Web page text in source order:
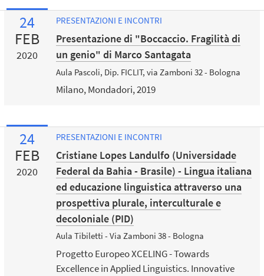
24
FEB
2020
PRESENTAZIONI E INCONTRI
Presentazione di "Boccaccio. Fragilità di
un genio" di Marco Santagata
Aula Pascoli, Dip. FICLIT, via Zamboni 32 - Bologna
Milano, Mondadori, 2019
24
FEB
2020
PRESENTAZIONI E INCONTRI
Cristiane Lopes Landulfo (Universidade
Federal da Bahia - Brasile) - Lingua italiana
ed educazione linguistica attraverso una
prospettiva plurale, interculturale e
decoloniale (PID)
Aula Tibiletti - Via Zamboni 38 - Bologna
Progetto Europeo XCELING - Towards
Excellence in Applied Linguistics. Innovative